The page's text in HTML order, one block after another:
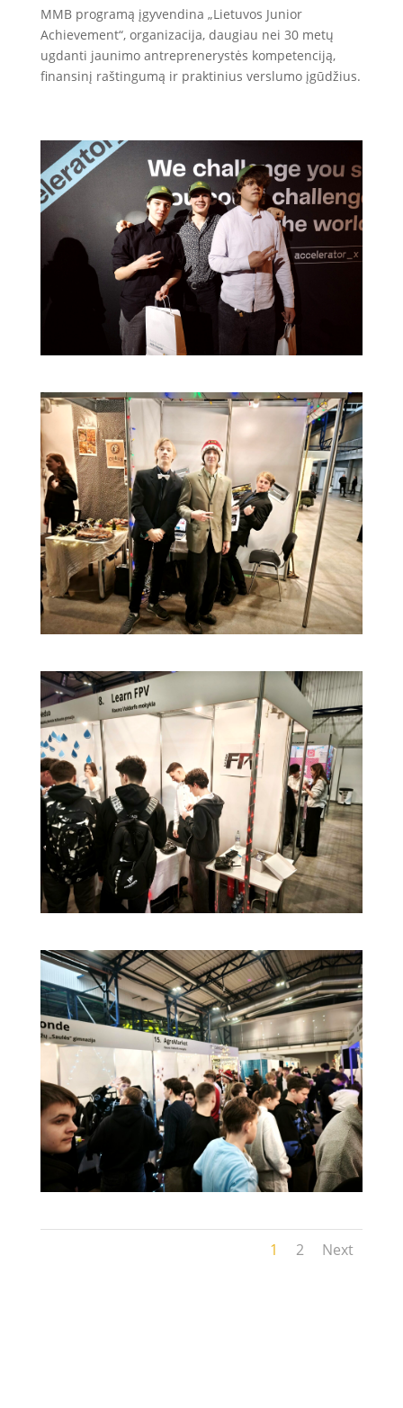
MMB programą įgyvendina „Lietuvos Junior
Achievement“, organizacija, daugiau nei 30 metų
ugdanti jaunimo antreprenerystės kompetenciją,
finansinį raštingumą ir praktinius verslumo įgūdžius.
1 2 Next